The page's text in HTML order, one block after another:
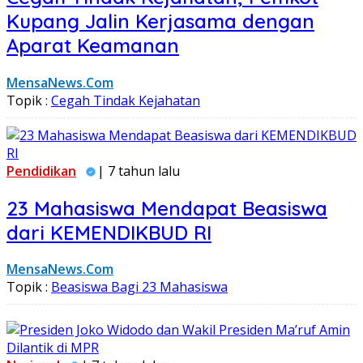
Kupang Jalin Kerjasama dengan
Aparat Keamanan
MensaNews.Com
Topik : Cegah Tindak Kejahatan
Pendidikan | 7 tahun lalu
23 Mahasiswa Mendapat Beasiswa
dari KEMENDIKBUD RI
MensaNews.Com
Topik : Beasiswa Bagi 23 Mahasiswa